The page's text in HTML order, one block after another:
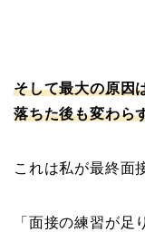
そして最大の原因
落ちた後も変わら
これは私が最終面
「面接の練習が